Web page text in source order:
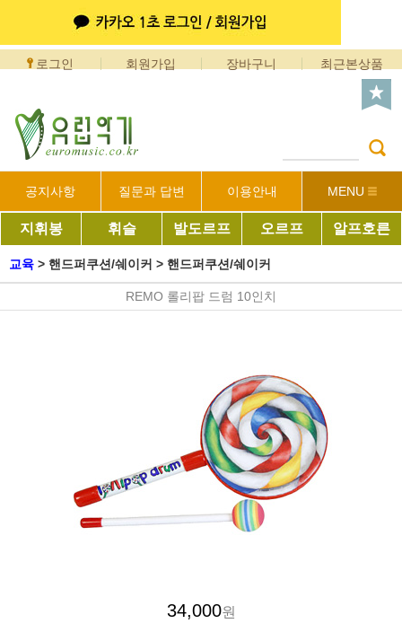
로그인 회원가입 장바구니 최근본상품
공지사항 질문과 답변 이용안내 MENU
지휘봉 휘슬 발도르프 오르프 알프호른
교육 > 핸드퍼쿠션/쉐이커 > 핸드퍼쿠션/쉐이커
REMO 롤리팝 드럼 10인치
34,000원